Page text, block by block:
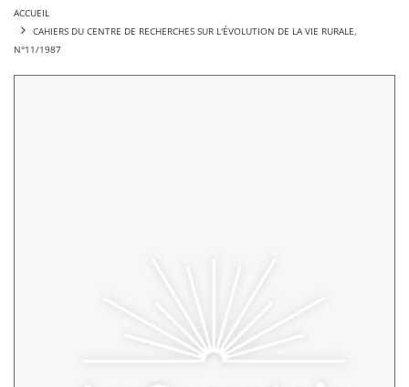
ACCUEIL
CAHIERS DU CENTRE DE RECHERCHES SUR L'ÉVOLUTION DE LA VIE RURALE,
N°11/1987